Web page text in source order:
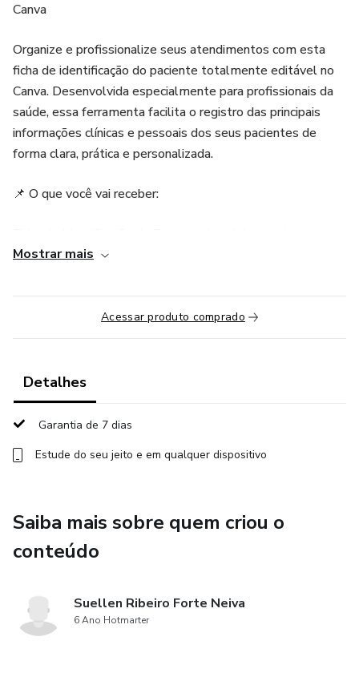
Canva
Organize e profissionalize seus atendimentos com esta
ficha de identificação do paciente totalmente editável no
Canva. Desenvolvida especialmente para profissionais da
saúde, essa ferramenta facilita o registro das principais
informações clínicas e pessoais dos seus pacientes de
forma clara, prática e personalizada.
📌 O que você vai receber:
uso);
Layout moderno e funcional;
Totalmente editável no Canva: adicione sua logomarca,
visual;
Campos essenciais para preenchimento: dados pessoais,
principal, diagnóstico, tipo e localização da lesão, entre
Inclusão da cláusula de consentimento de dados conforme
enfermagem, fisioterapeutas, terapeutas ocupacionais e
outros profissionais que realizam atendimento clínico ou
Mostrar mais
Acessar produto comprado
Detalhes
Garantia de 7 dias
Estude do seu jeito e em qualquer dispositivo
Saiba mais sobre quem criou o
conteúdo
Suellen Ribeiro Forte Neiva
6 Ano Hotmarter